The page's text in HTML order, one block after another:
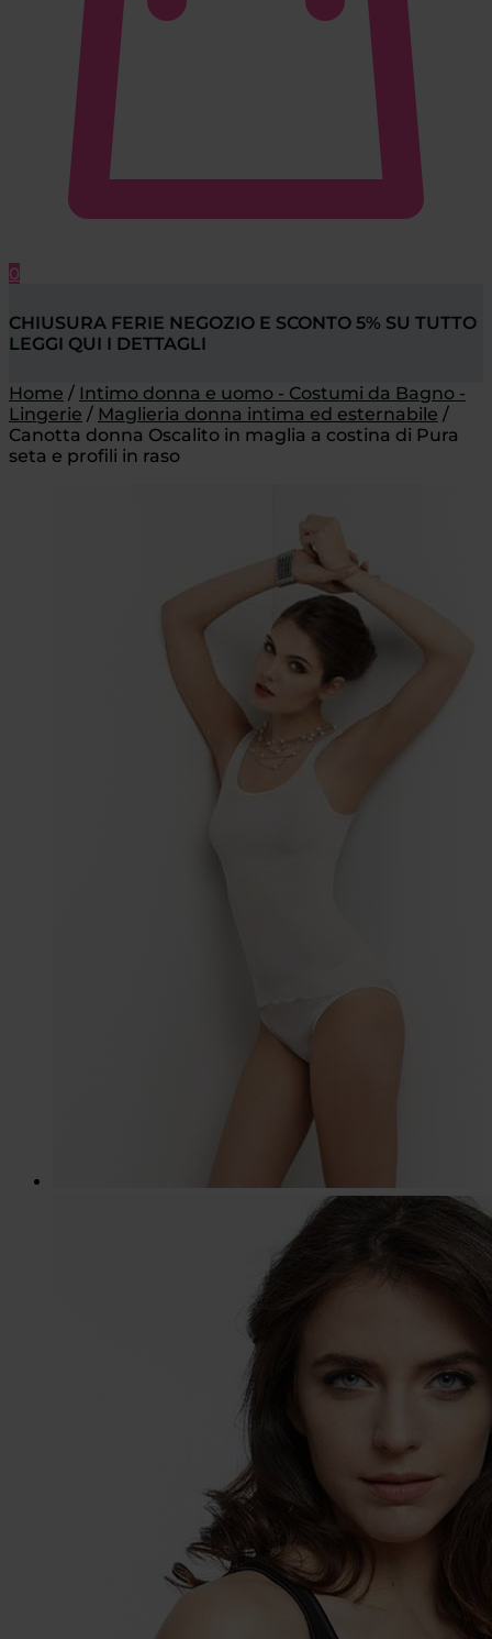
0
CHIUSURA FERIE NEGOZIO E SCONTO 5% SU TUTTO
LEGGI QUI I DETTAGLI
Home / Intimo donna e uomo - Costumi da Bagno -
Lingerie / Maglieria donna intima ed esternabile /
Canotta donna Oscalito in maglia a costina di Pura
seta e profili in raso